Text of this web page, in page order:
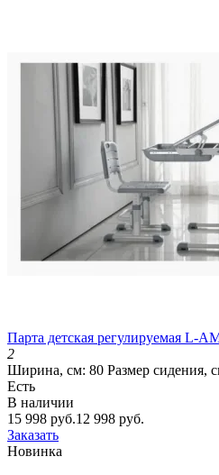
Парта детская регулируемая L-
2
Ширина, см: 80 Размер сидения,
Есть
В наличии
15 998 руб.12 998 руб.
Заказать
Новинка